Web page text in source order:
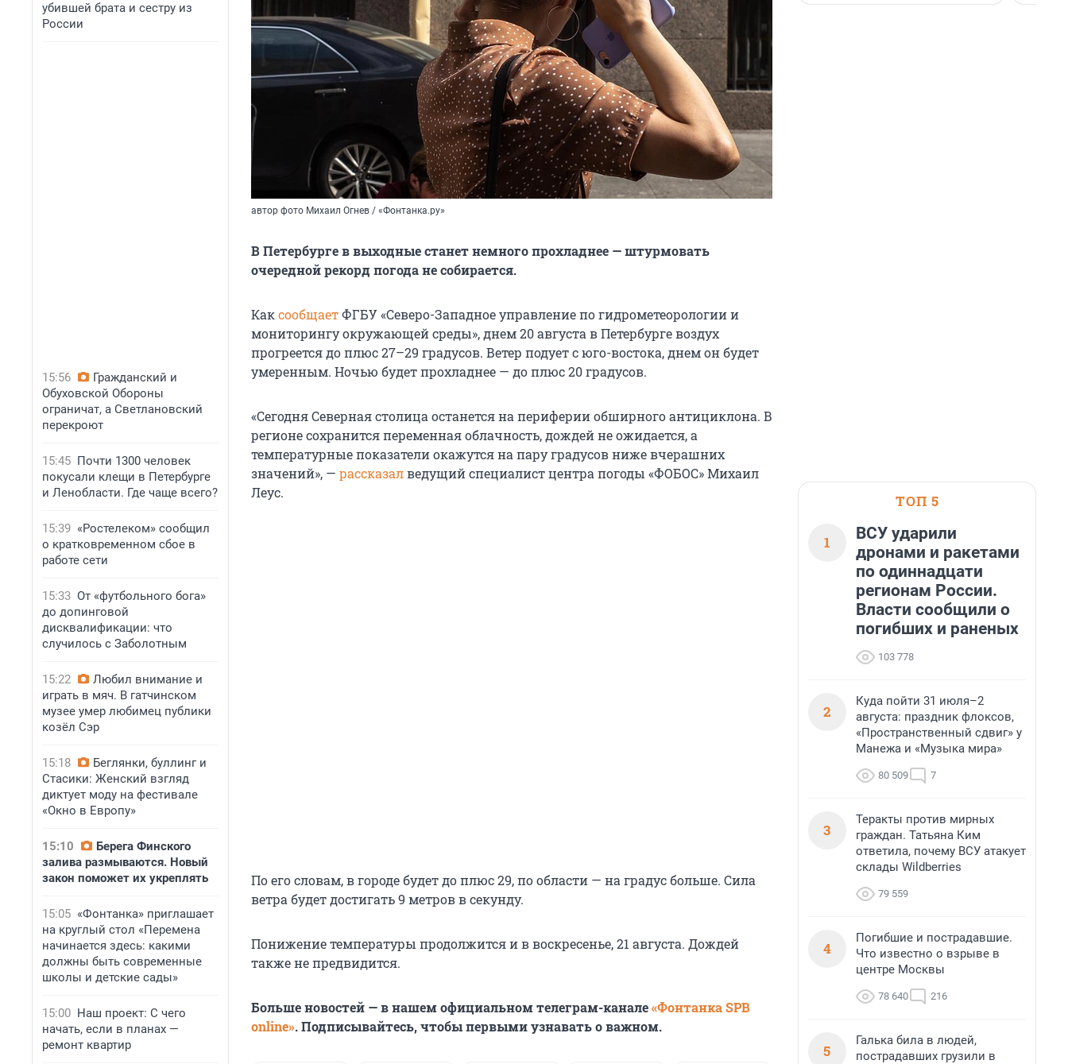
убившей брата и сестру из
России
15:56
Гражданский и
Обуховской Обороны
ограничат, а Светлановский
перекроют
15:45 Почти 1300 человек
покусали клещи в Петербурге
и Ленобласти. Где чаще всего?
15:39 «Ростелеком» сообщил
о кратковременном сбое в
работе сети
15:33 От «футбольного бога»
до допинговой
дисквалификации: что
случилось с Заболотным
15:22
Любил внимание и
играть в мяч. В гатчинском
музее умер любимец публики
козёл Сэр
15:18
Беглянки, буллинг и
Стасики: Женский взгляд
диктует моду на фестивале
«Окно в Европу»
15:10
Берега Финского
залива размываются. Новый
закон поможет их укреплять
15:05 «Фонтанка» приглашает
на круглый стол «Перемена
начинается здесь: какими
должны быть современные
школы и детские сады»
15:00 Наш проект: С чего
начать, если в планах —
ремонт квартир
автор фото Михаил Огнев / «Фонтанка.ру»
В Петербурге в выходные станет немного прохладнее — штурмовать
очередной рекорд погода не собирается.
КаксообщаетФГБУ «Северо-Западное управление по гидрометеорологии и
мониторингу окружающей среды», днем 20 августа в Петербурге воздух
прогреется до плюс 27–29 градусов. Ветер подует с юго-востока, днем он будет
умеренным. Ночью будет прохладнее — до плюс 20 градусов.
«Сегодня Северная столица останется на периферии обширного антициклона. В
регионе сохранится переменная облачность, дождей не ожидается, а
температурные показатели окажутся на пару градусов ниже вчерашних
значений», — рассказалведущий специалист центра погоды «ФОБОС» Михаил
Леус.
По его словам, в городе будет до плюс 29, по области — на градус больше. Сила
ветра будет достигать 9 метров в секунду.
Понижение температуры продолжится и в воскресенье, 21 августа. Дождей
также не предвидится.
Больше новостей — в нашем официальном телеграм-канале«Фонтанка SPB
online». Подписывайтесь, чтобы первыми узнавать о важном.
ТОП 5
1
ВСУ ударили
дронами и ракетами
по одиннадцати
регионам России.
Власти сообщили о
погибших и раненых
103 778
2
Куда пойти 31 июля–2
августа: праздник флоксов,
«Пространственный сдвиг» у
Манежа и «Музыка мира»
80 509 7
3
Теракты против мирных
граждан. Татьяна Ким
ответила, почему ВСУ атакует
склады Wildberries
79 559
4
Погибшие и пострадавшие.
Что известно о взрыве в
центре Москвы
78 640 216
5
Галька била в людей,
пострадавших грузили в